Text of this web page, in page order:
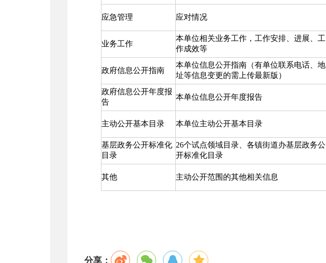
应急管理 应对情况
业务工作
本单位相关业务工作，工作安排、进展、工
作成效等
政府信息公开指南
本单位信息公开指南（有单位联系电话、地
址等信息变更的需上传最新版）
政府信息公开年度报
告
本单位信息公开年度报告
主动公开基本目录 本单位主动公开基本目录
基层政务公开标准化
目录
26个试点领域目录、各镇街道办基层政务公
开标准化目录
其他 主动公开范围的其他相关信息
分享：